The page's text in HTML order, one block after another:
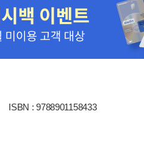
ISBN : 9788901158433